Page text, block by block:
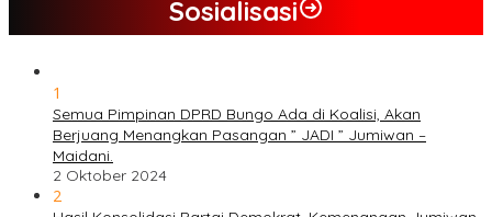
Sosialisasi
1
Semua Pimpinan DPRD Bungo Ada di Koalisi, Akan
Berjuang Menangkan Pasangan ” JADI ” Jumiwan –
Maidani.
2 Oktober 2024
2